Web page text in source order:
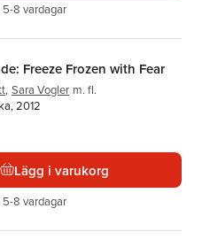
5-8 vardagar
Freeze Frozen with Fear
, Sara Vogler m. fl.
2012
Lägg i varukorg
5-8 vardagar